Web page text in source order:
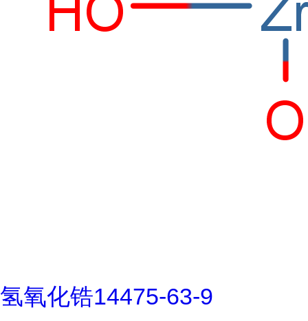
氢氧化锆14475-63-9